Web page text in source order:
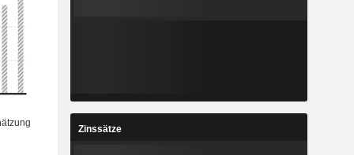
Zinssätze